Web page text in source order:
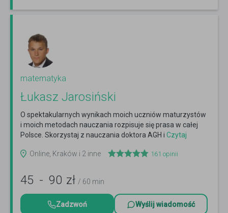
matematyka
Łukasz Jarosiński
O spektakularnych wynikach moich uczniów maturzystów
i moich metodach nauczania rozpisuje się prasa w całej
Polsce. Skorzystaj z nauczania doktora AGH i Czytaj
Online, Kraków i 2 inne
161 opinii
45 - 90 zł / 60 min
Zadzwoń Wyślij wiadomość